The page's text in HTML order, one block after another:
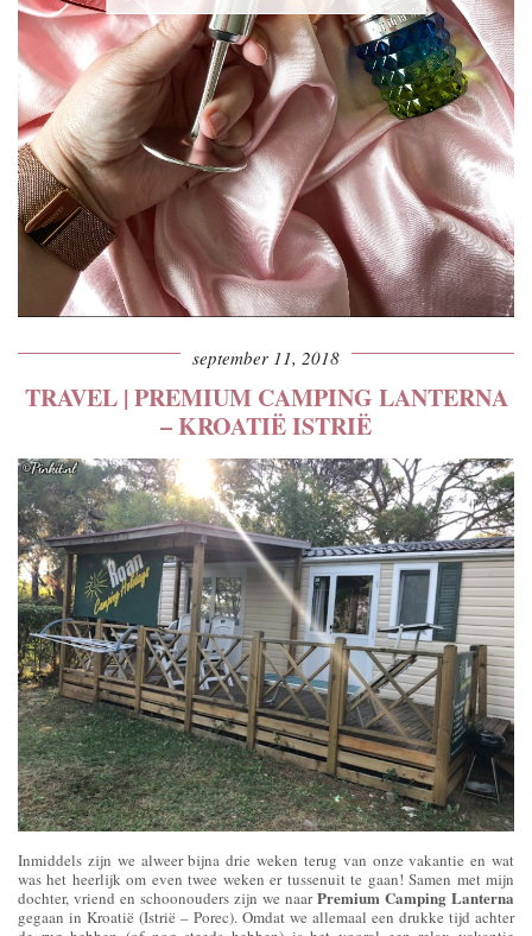
september 11, 2018
TRAVEL | PREMIUM CAMPING LANTERNA
– KROATIË ISTRIË
Inmiddels zijn we alweer bijna drie weken terug van onze vakantie en wat
was het heerlijk om even twee weken er tussenuit te gaan! Samen met mijn
dochter, vriend en schoonouders zijn we naarPremium Camping Lanterna
gegaan in Kroatië (Istrië – Porec). Omdat we allemaal een drukke tijd achter